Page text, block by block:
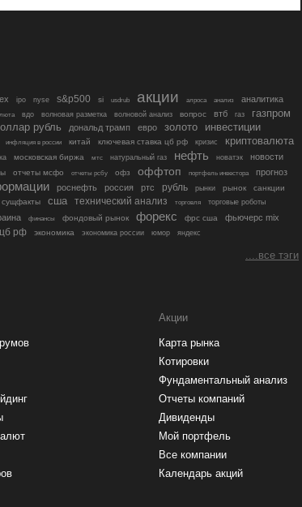
ipo nyse s&p500 si usdrub акции алроса анализ аналитика
вдо волновая разметка волновой анализ вопрос втб газ газпром
рубль дональд трамп евро золото инвестиции
инфляция в россии китай ключевая ставка цб рф кризис криптовалюта
московская биржа мтс натуральный газ нефть новатэк новости
отчеты мсфо отчеты рсбу офз оффтоп портфель инвестора
прогноз
роснефть россия ртс рубль рынки рынок санкции
сущфакты сша технический анализ торговля торговые роботы
финансы фондовый рынок форекс фрс сша фьючерс mix
цб рф экономика экономика россии юмор яндекс
....все тэги
Акции
Карта рынка
Котировки
Фундаментальный анализ
Отчеты компаний
Дивиденды
Мой портфель
Все компании
Календарь акций